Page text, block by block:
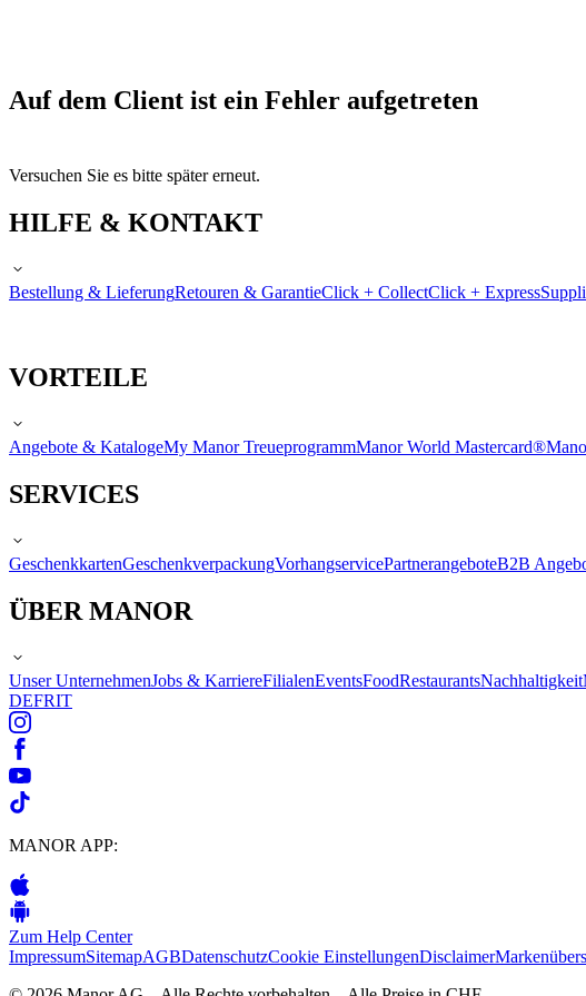
Auf dem Client ist ein Fehler aufgetreten
Versuchen Sie es bitte später erneut.
HILFE & KONTAKT
Bestellung & LieferungRetouren & GarantieClick + CollectClick + Express
VORTEILE
Angebote & KatalogeMy Manor TreueprogrammManor World Mastercard®
SERVICES
GeschenkkartenGeschenkverpackungVorhangservicePartnerangeboteB2B
ÜBER MANOR
Unser UnternehmenJobs & KarriereFilialenEventsFoodRestaurantsNachhaltigkeit
DEFRIT
MANOR APP:
Zum Help Center
ImpressumSitemapAGBDatenschutzCookie EinstellungenDisclaimer